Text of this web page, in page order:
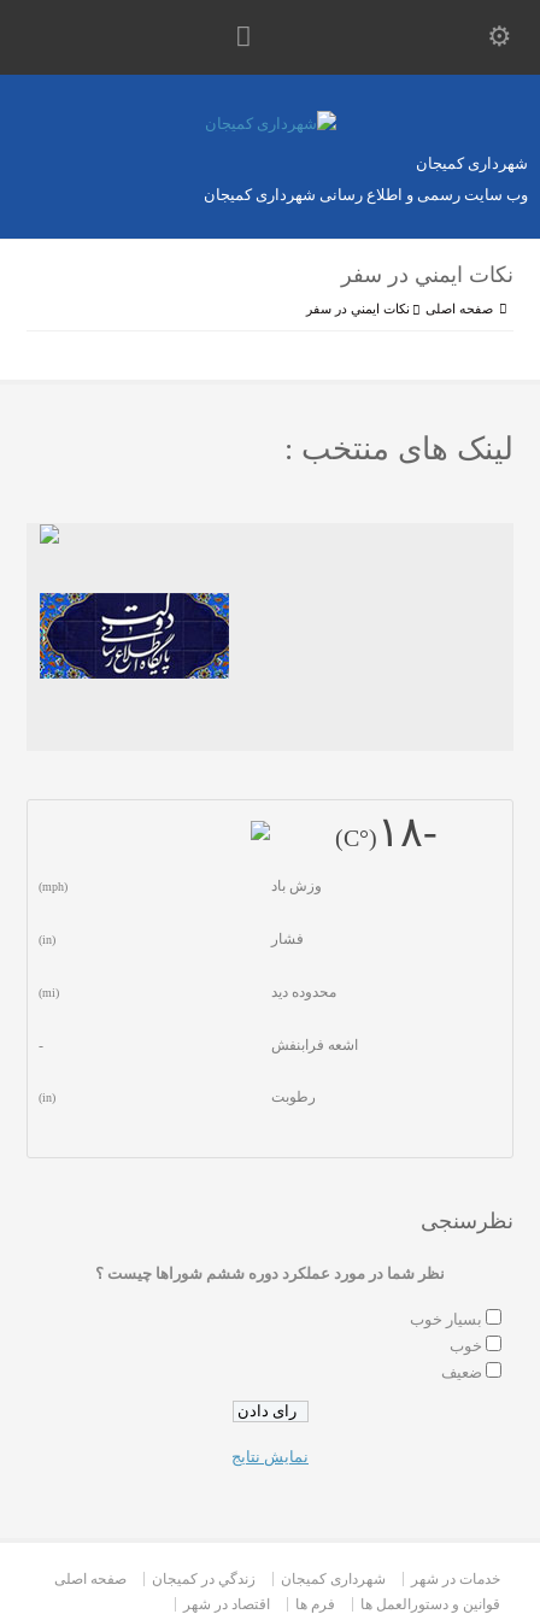
شهرداری کمیجان
وب سایت رسمی و اطلاع رسانی شهرداری کمیجان
نكات ايمني در سفر
صفحه اصلی نكات ايمني در سفر
لینک های منتخب :
-١٨ (°C)
وزش باد (mph)
فشار (in)
محدوده دید (mi)
اشعه فرابنفش -
رطوبت (in)
نظرسنجی
نظر شما در مورد عملکرد دوره ششم شوراها چیست ؟
بسیار خوب
خوب
ضعیف
نمایش نتایج
صفحه اصلی زندگي در كميجان شهرداری کمیجان
خدمات در شهر
اقتصاد در شهر
فرم ها قوانین و دستورالعمل ها